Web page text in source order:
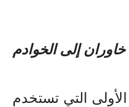
إلى الخوادم
التي تستخدم